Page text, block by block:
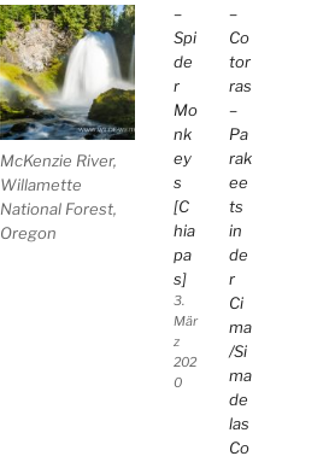
McKenzie River,
Willamette
National Forest,
Oregon
–
Spi
de
r
Mo
nk
ey
s
[C
hia
pa
s]
3.
Mär
z
202
0
–
Co
tor
ras
–
Pa
rak
ee
ts
in
de
r
Ci
ma
/Si
ma
de
las
Co